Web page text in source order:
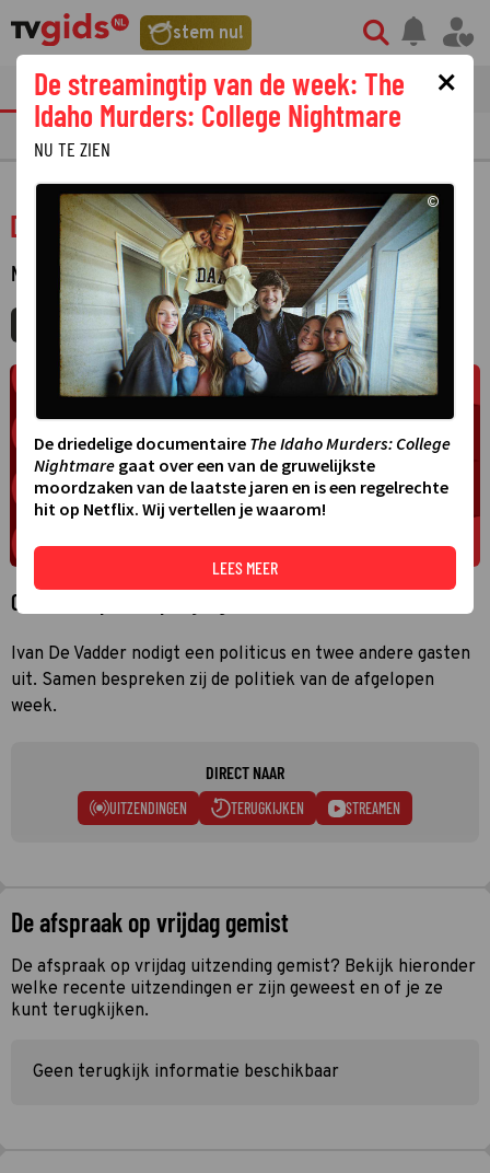
stem nu!
tvgids streaming nieuws
PRIMETIME GEMIST
De afspraak op vrijdag
NIEUWS-ACTUALITEITEN ·
MIJNGIDS AGENDA DELEN
Over De afspraak op vrijdag
Ivan De Vadder nodigt een politicus en twee andere gasten
uit. Samen bespreken zij de politiek van de afgelopen
week.
DIRECT NAAR
UITZENDINGEN TERUGKIJKEN STREAMEN
De afspraak op vrijdag gemist
De afspraak op vrijdag uitzending gemist? Bekijk hieronder
welke recente uitzendingen er zijn geweest en of je ze
kunt terugkijken.
Geen terugkijk informatie beschikbaar
×
De streamingtip van de week: The
Idaho Murders: College Nightmare
NU TE ZIEN
©
De driedelige documentaire The Idaho Murders: College
Nightmare gaat over een van de gruwelijkste
moordzaken van de laatste jaren en is een regelrechte
hit op Netflix. Wij vertellen je waarom!
LEES MEER